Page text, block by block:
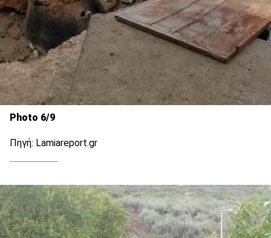
Photo 6/9
Πηγή: Lamiareport.gr